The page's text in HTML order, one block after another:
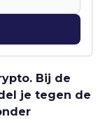
Bij de
je tegen de